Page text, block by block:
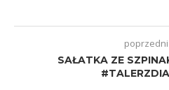
SAŁATKA ZE